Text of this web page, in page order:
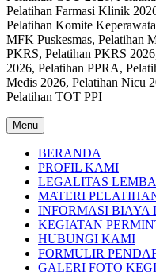
Pelatihan Farmasi Klinik
Pelatihan Komite
MFK Puskesmas, Pelatihan
PKRS, Pelatihan PKRS
2026, Pelatihan PPRA,
Medis 2026, Pelatihan Nicu
Pelatihan TOT PPI
Menu
BERANDA
PROFIL KAMI
LEGALITAS
MATERI
INFORMASI BIAYA
KEGIATAN
HUBUNGI KAMI
FORMULIR
GALERI FOTO